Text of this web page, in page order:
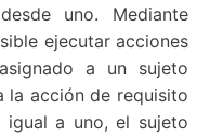
uno. Mediante
ejecutar acciones
a un sujeto
la acción de requisito
igual a uno, el sujeto